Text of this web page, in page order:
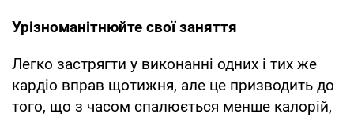
Урізноманітнюйте свої заняття
Легко застрягти у виконанні одних і тих же
кардіо вправ щотижня, але це призводить до
того, що з часом спалюється менше калорій,